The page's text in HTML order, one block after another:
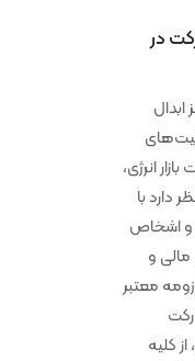
در
انرژی،
دارد با
اشخاص
مالی و
معتبر
کلیه